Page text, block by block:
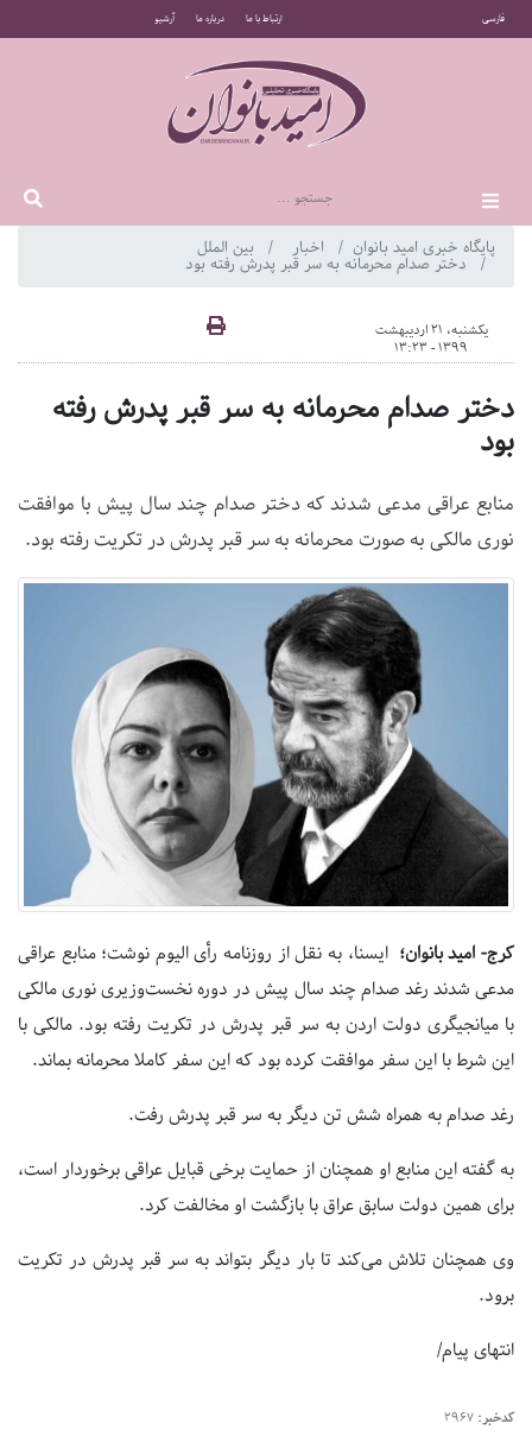
فارسی ارتباط با ما درباره ما آرشیو
پایگاه خبری امید بانوان اخبار بین الملل
دختر صدام محرمانه به سر قبر پدرش رفته بود
یکشنبه، 21 اردیبهشت
1399 - 13:23
دختر صدام محرمانه به سر قبر پدرش رفته
بود
منابع عراقی مدعی شدند که دختر صدام چند سال پیش با موافقت
نوری مالکی به صورت محرمانه به سر قبر پدرش در تکریت رفته بود.
کرج- امید بانوان؛ ایسنا، به نقل از روزنامه رأی الیوم نوشت؛ منابع عراقی
مدعی شدند رغد صدام چند سال پیش در دوره نخست‌وزیری نوری مالکی
با میانجیگری دولت اردن به سر قبر پدرش در تکریت رفته بود. مالکی با
این شرط با این سفر موافقت کرده بود که این سفر کاملا محرمانه بماند.
رغد صدام به همراه شش تن دیگر به سر قبر پدرش رفت.
به گفته این منابع او همچنان از حمایت برخی قبایل عراقی برخوردار است،
برای همین دولت سابق عراق با بازگشت او مخالفت کرد.
وی همچنان تلاش می‌کند تا بار دیگر بتواند به سر قبر پدرش در تکریت
برود.
انتهای پیام/
کدخبر: 2967